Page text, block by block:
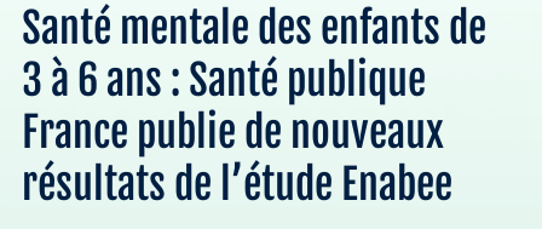
Santé mentale des enfants de
3 à 6 ans : Santé publique
France publie de nouveaux
résultats de l’étude Enabee